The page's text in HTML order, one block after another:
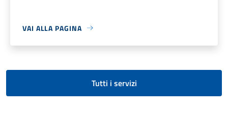
VAI ALLA PAGINA
Tutti i servizi